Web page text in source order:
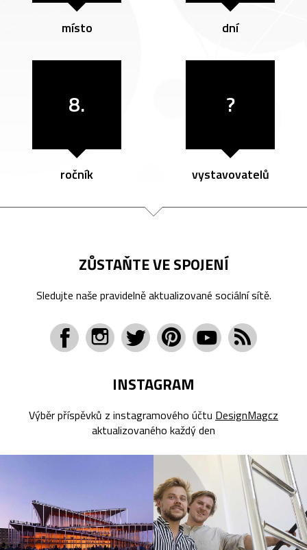
místo dní
8.
ročník
?
vystavovatelů
ZŮSTAŇTE VE SPOJENÍ
Sledujte naše pravidelně aktualizované sociální sítě.
INSTAGRAM
Výběr příspěvků z instagramového účtu DesignMagcz
aktualizovaného každý den